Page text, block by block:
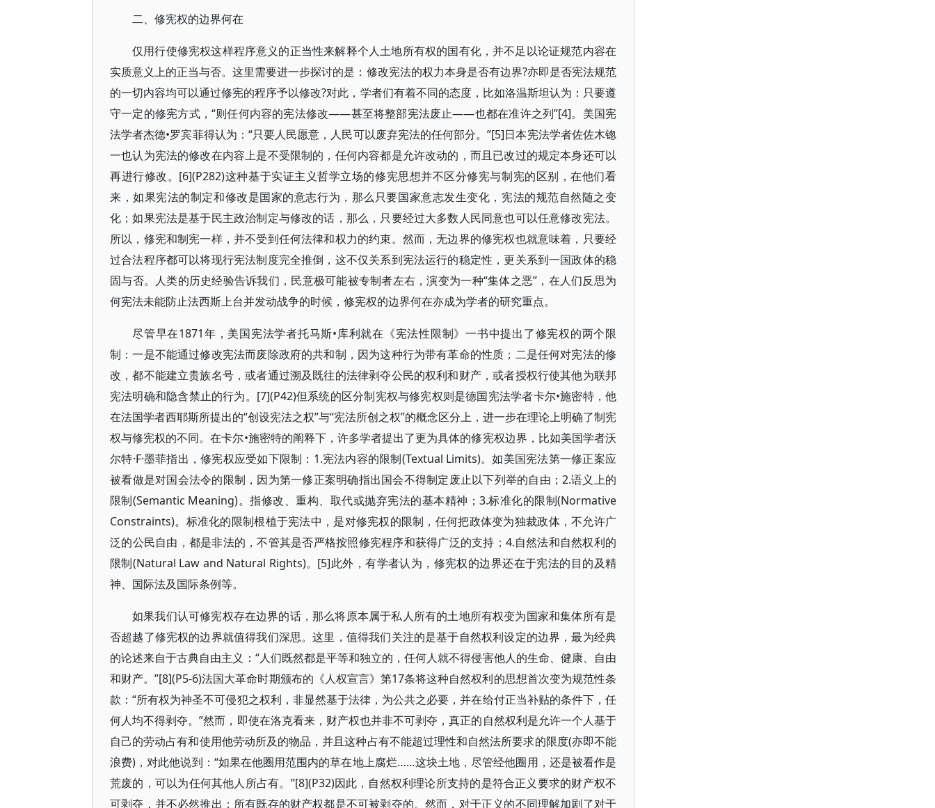
二、修宪权的边界何在
仅用行使修宪权这样程序意义的正当性来解释个人土地所有权的国有化，并不足以论证规范内容在
实质意义上的正当与否。这里需要进一步探讨的是：修改宪法的权力本身是否有边界?亦即是否宪法规范
的一切内容均可以通过修宪的程序予以修改?对此，学者们有着不同的态度，比如洛温斯坦认为：只要遵
守一定的修宪方式，“则任何内容的宪法修改——甚至将整部宪法废止——也都在准许之列”[4]。美国宪
法学者杰德•罗宾菲得认为：“只要人民愿意，人民可以废弃宪法的任何部分。”[5]日本宪法学者佐佐木锪
一也认为宪法的修改在内容上是不受限制的，任何内容都是允许改动的，而且已改过的规定本身还可以
再进行修改。[6](P282)这种基于实证主义哲学立场的修宪思想并不区分修宪与制宪的区别，在他们看
来，如果宪法的制定和修改是国家的意志行为，那么只要国家意志发生变化，宪法的规范自然随之变
化；如果宪法是基于民主政治制定与修改的话，那么，只要经过大多数人民同意也可以任意修改宪法。
所以，修宪和制宪一样，并不受到任何法律和权力的约束。然而，无边界的修宪权也就意味着，只要经
过合法程序都可以将现行宪法制度完全推倒，这不仅关系到宪法运行的稳定性，更关系到一国政体的稳
固与否。人类的历史经验告诉我们，民意极可能被专制者左右，演变为一种“集体之恶”，在人们反思为
何宪法未能防止法西斯上台并发动战争的时候，修宪权的边界何在亦成为学者的研究重点。
尽管早在1871年，美国宪法学者托马斯•库利就在《宪法性限制》一书中提出了修宪权的两个限
制：一是不能通过修改宪法而废除政府的共和制，因为这种行为带有革命的性质；二是任何对宪法的修
改，都不能建立贵族名号，或者通过溯及既往的法律剥夺公民的权利和财产，或者授权行使其他为联邦
宪法明确和隐含禁止的行为。[7](P42)但系统的区分制宪权与修宪权则是德国宪法学者卡尔•施密特，他
在法国学者西耶斯所提出的“创设宪法之权”与“宪法所创之权”的概念区分上，进一步在理论上明确了制宪
权与修宪权的不同。在卡尔•施密特的阐释下，许多学者提出了更为具体的修宪权边界，比如美国学者沃
尔特·F·墨菲指出，修宪权应受如下限制：1.宪法内容的限制(Textual Limits)。如美国宪法第一修正案应
被看做是对国会法令的限制，因为第一修正案明确指出国会不得制定废止以下列举的自由；2.语义上的
限制(Semantic Meaning)。指修改、重构、取代或抛弃宪法的基本精神；3.标准化的限制(Normative
Constraints)。标准化的限制根植于宪法中，是对修宪权的限制，任何把政体变为独裁政体，不允许广
泛的公民自由，都是非法的，不管其是否严格按照修宪程序和获得广泛的支持；4.自然法和自然权利的
限制(Natural Law and Natural Rights)。[5]此外，有学者认为，修宪权的边界还在于宪法的目的及精
神、国际法及国际条例等。
如果我们认可修宪权存在边界的话，那么将原本属于私人所有的土地所有权变为国家和集体所有是
否超越了修宪权的边界就值得我们深思。这里，值得我们关注的是基于自然权利设定的边界，最为经典
的论述来自于古典自由主义：“人们既然都是平等和独立的，任何人就不得侵害他人的生命、健康、自由
和财产。”[8](P5-6)法国大革命时期颁布的《人权宣言》第17条将这种自然权利的思想首次变为规范性条
款：“所有权为神圣不可侵犯之权利，非显然基于法律，为公共之必要，并在给付正当补贴的条件下，任
何人均不得剥夺。”然而，即使在洛克看来，财产权也并非不可剥夺，真正的自然权利是允许一个人基于
自己的劳动占有和使用他劳动所及的物品，并且这种占有不能超过理性和自然法所要求的限度(亦即不能
浪费)，对此他说到：“如果在他圈用范围内的草在地上腐烂……这块土地，尽管经他圈用，还是被看作是
荒废的，可以为任何其他人所占有。”[8](P32)因此，自然权利理论所支持的是符合正义要求的财产权不
可剥夺，并不必然推出：所有既存的财产权都是不可被剥夺的。然而，对于正义的不同理解加剧了对于